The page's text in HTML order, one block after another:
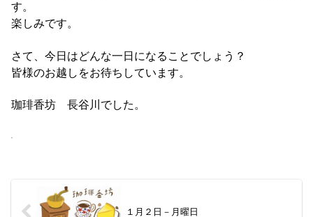
す。
楽しみです。
さて、今日はどんな一日になることでしょう？
皆様のお越しをお待ちしています。
珈琲香坊 長谷川でした。
１月２日－月曜日